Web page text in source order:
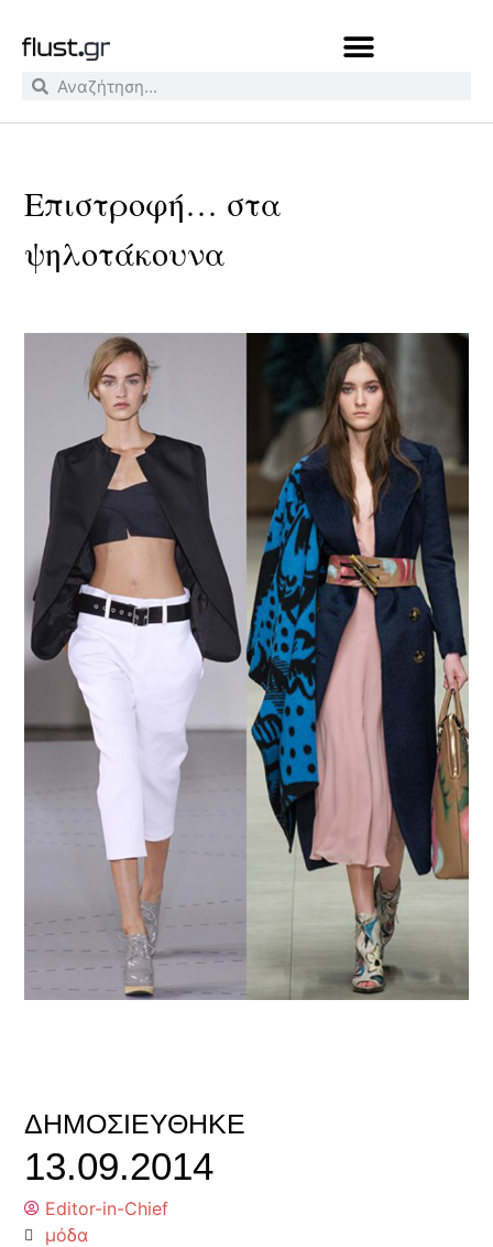
Επιστροφή… στα
ψηλοτάκουνα
ΔΗΜΟΣΙΕΎΘΗΚΕ
13.09.2014
Editor-in-Chief
μόδα